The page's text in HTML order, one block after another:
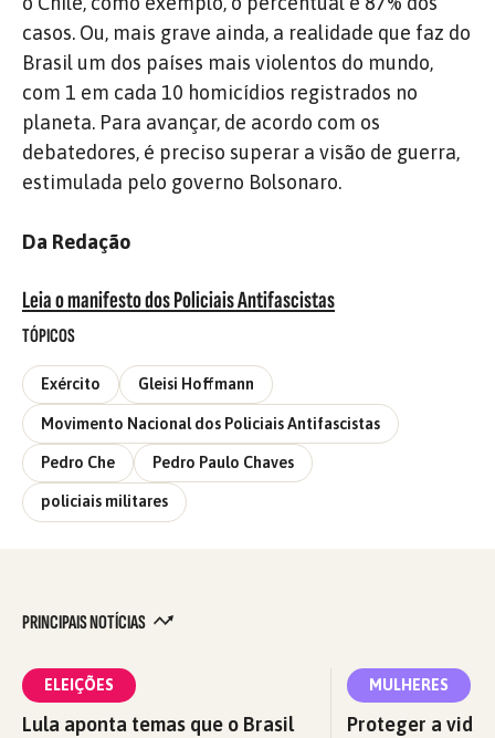
casos. Ou, mais grave ainda, a realidade que faz do
Brasil um dos países mais violentos do mundo,
com 1 em cada 10 homicídios registrados no
planeta. Para avançar, de acordo com os
debatedores, é preciso superar a visão de guerra,
estimulada pelo governo Bolsonaro.
Da Redação
Leia o manifesto dos Policiais Antifascistas
TÓPICOS
Exército Gleisi Hoffmann
Movimento Nacional dos Policiais Antifascistas
Pedro Che Pedro Paulo Chaves
policiais militares
PRINCIPAIS NOTÍCIAS
ELEIÇÕES
Lula aponta temas que o Brasil
MULHERES
Proteger a vida